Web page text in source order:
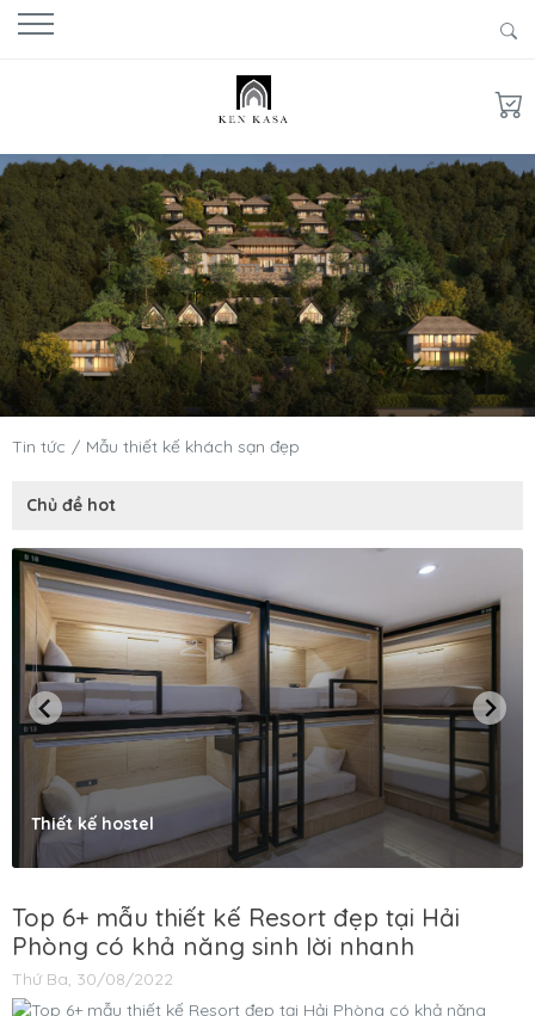
Tin tức Mẫu thiết kế khách sạn đẹp
Chủ đề hot
Thiết kế hostel
Top 6+ mẫu thiết kế Resort đẹp tại Hải
Phòng có khả năng sinh lời nhanh
Thứ Ba, 30/08/2022